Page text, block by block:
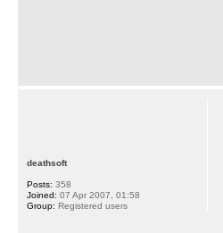
deathsoft
Posts: 358
Joined: 07 Apr 2007, 01:58
Group: Registered users